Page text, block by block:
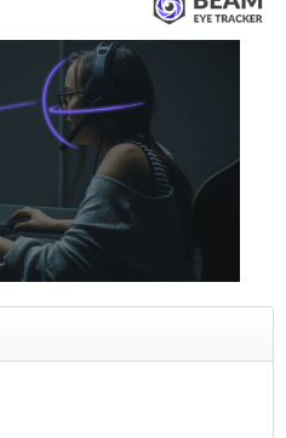
Aerosoft Tool Simple